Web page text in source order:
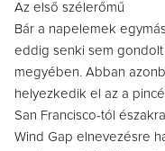
Az első szélerőmű
Bár a napelemek
eddig senki sem
megyében. Abban
helyezkedik el az a
San Francisco-tól
Wind Gap elnevezésre